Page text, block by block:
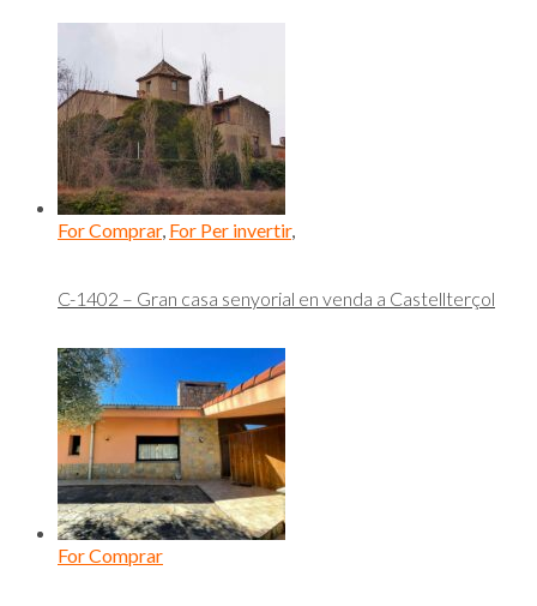
For Comprar, For Per invertir,
C-1402 – Gran casa senyorial en venda a Castellterçol
For Comprar